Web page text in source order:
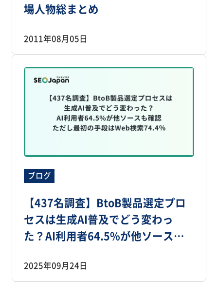
場人物総まとめ
2011年08月05日
ブログ
【437名調査】BtoB製品選定プロ
セスは生成AI普及でどう変わっ
た？AI利用者64.5%が他ソースも
索74.4％
2025年09月24日